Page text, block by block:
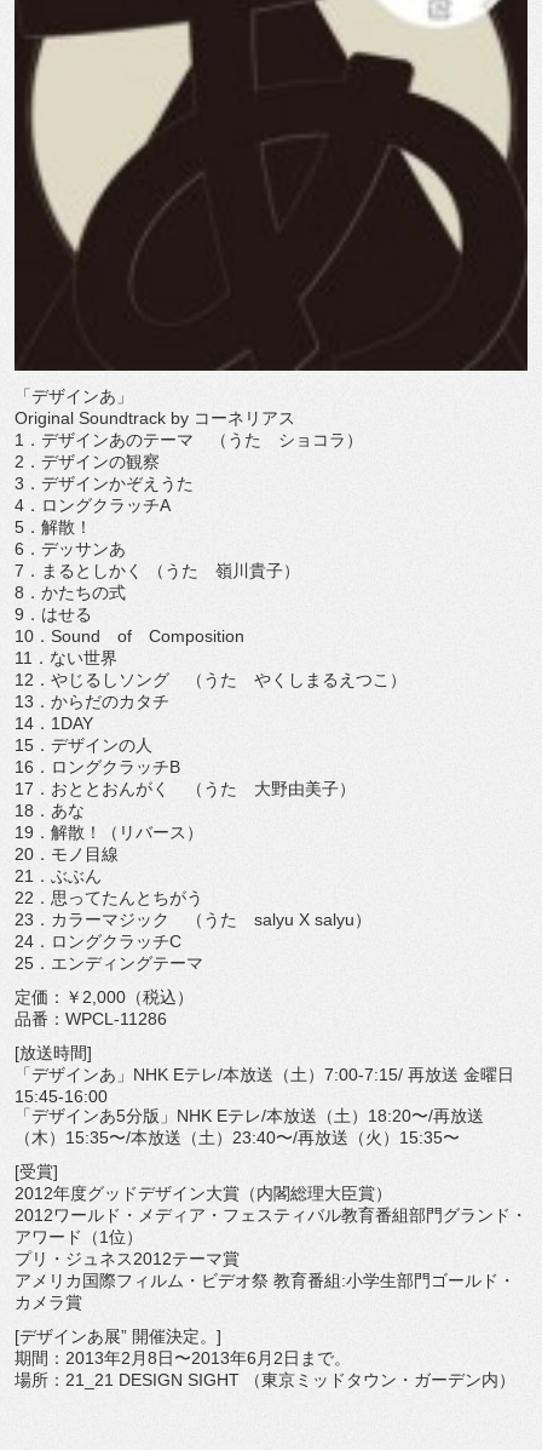
「デザインあ」
Original Soundtrack by コーネリアス
1．デザインあのテーマ （うた ショコラ）
2．デザインの観察
3．デザインかぞえうた
4．ロングクラッチA
5．解散！
6．デッサンあ
7．まるとしかく （うた 嶺川貴子）
8．かたちの式
9．はせる
10．Sound of Composition
11．ない世界
12．やじるしソング （うた やくしまるえつこ）
13．からだのカタチ
14．1DAY
15．デザインの人
16．ロングクラッチB
17．おととおんがく （うた 大野由美子）
18．あな
19．解散！（リバース）
20．モノ目線
21．ぶぶん
22．思ってたんとちがう
23．カラーマジック （うた salyu X salyu）
24．ロングクラッチC
25．エンディングテーマ
定価：￥2,000（税込）
品番：WPCL-11286
[放送時間]
「デザインあ」NHK Eテレ/本放送（土）7:00-7:15/ 再放送 金曜日
15:45-16:00
「デザインあ5分版」NHK Eテレ/本放送（土）18:20〜/再放送
（木）15:35〜/本放送（土）23:40〜/再放送（火）15:35〜
[受賞]
2012年度グッドデザイン大賞（内閣総理大臣賞）
2012ワールド・メディア・フェスティバル教育番組部門グランド・
アワード（1位）
プリ・ジュネス2012テーマ賞
アメリカ国際フィルム・ビデオ祭 教育番組:小学生部門ゴールド・
カメラ賞
[デザインあ展” 開催決定。]
期間：2013年2月8日〜2013年6月2日まで。
場所：21_21 DESIGN SIGHT （東京ミッドタウン・ガーデン内）